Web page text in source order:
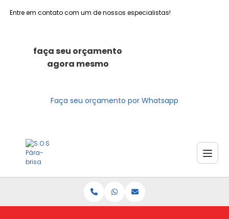
Entre em contato com um de nossos especialistas!
faça seu orçamento
agora mesmo
Faça seu orçamento por Whatsapp